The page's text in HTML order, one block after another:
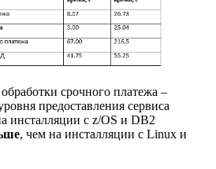
срочного платежа –
предоставления сервиса
инсталляции с z/OS и DB2
, чем на инсталляции с Linux и